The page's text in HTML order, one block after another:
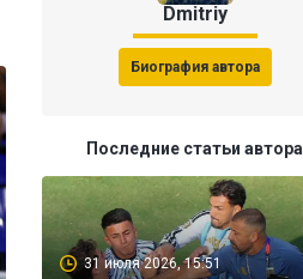
Dmitriy
Биография автора
Последние статьи автора
31 июля 2026, 15:51